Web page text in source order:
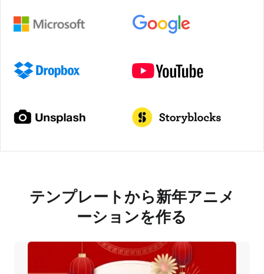
テンプレートから新年アニメ
ーションを作る